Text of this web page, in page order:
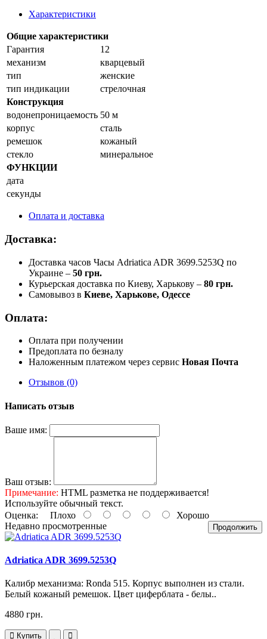
Характеристики
Общие характеристики
Гарантия
12
механизм
кварцевый
тип
женские
тип индикации
стрелочная
Конструкция
водонепроницаемость 50 м
корпус
сталь
ремешок
кожаный
стекло
минеральное
ФУНКЦИИ
дата
секунды
Оплата и доставка
Доставка:
Доставка часов Часы Adriatica ADR 3699.5253Q по
Украине – 50 грн.
Курьерская доставка по Киеву, Харькову – 80 грн.
Самовывоз в Киеве, Харькове, Одессе
Оплата:
Оплата при получении
Предоплата по безналу
Наложенным платежом через сервис Новая Почта
Отзывов (0)
Написать отзыв
Ваше имя:
Ваш отзыв:
Примечание: HTML разметка не поддерживается!
Используйте обычный текст.
Оценка: Плохо Хорошо
Продолжить
Недавно просмотренные
Adriatica ADR 3699.5253Q
Калибр механизма: Ronda 515. Корпус выполнен из стали.
Белый кожаный ремешок. Цвет циферблата - белы..
4880 грн.
Купить